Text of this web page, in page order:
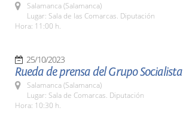
Salamanca (Salamanca)
Lugar: Sala de las Comarcas. Diputación
Hora: 11:00 h.
25/10/2023
Rueda de prensa del Grupo Socialista
Salamanca (Salamanca)
Lugar: Sala de Comarcas. Diputación
Hora: 10:30 h.